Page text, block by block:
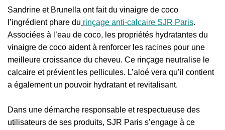
Sandrine et Brunella ont fait du vinaigre de coco
l’ingrédient phare du rinçage anti-calcaire SJR Paris.
Associées à l’eau de coco, les propriétés hydratantes du
vinaigre de coco aident à renforcer les racines pour une
meilleure croissance du cheveu. Ce rinçage neutralise le
calcaire et prévient les pellicules. L’aloé vera qu’il contient
a également un pouvoir hydratant et revitalisant.
Dans une démarche responsable et respectueuse des
utilisateurs de ses produits, SJR Paris s’engage à ce